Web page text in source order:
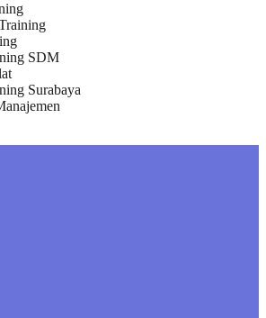
SDM
Surabaya